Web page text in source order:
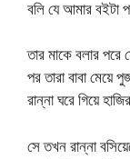
বলি যে আমার বইটা
তার মাকে বলার পরে
পর তারা বাবা মেয়ে
রান্না ঘরে গিয়ে
সে তখন রান্না